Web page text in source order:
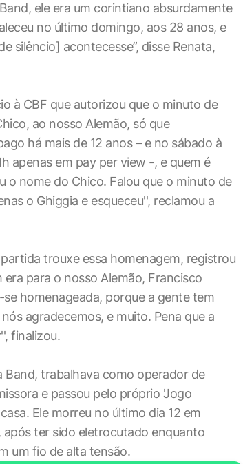
ele era um corintiano absurdamente
no último domingo, aos 28 anos, e
silêncio] acontecesse”, disse Renata,
à CBF que autorizou que o minuto de
ao nosso Alemão, só que
há mais de 12 anos – e no sábado à
apenas em pay per view -, e quem é
o nome do Chico. Falou que o minuto de
o Ghiggia e esqueceu'', reclamou a
trouxe essa homenagem, registrou
para o nosso Alemão, Francisco
homenageada, porque a gente tem
agradecemos, e muito. Pena que a
finalizou.
trabalhava como operador de
e passou pelo próprio 'Jogo
Ele morreu no último dia 12 em
após ter sido eletrocutado enquanto
um fio de alta tensão.